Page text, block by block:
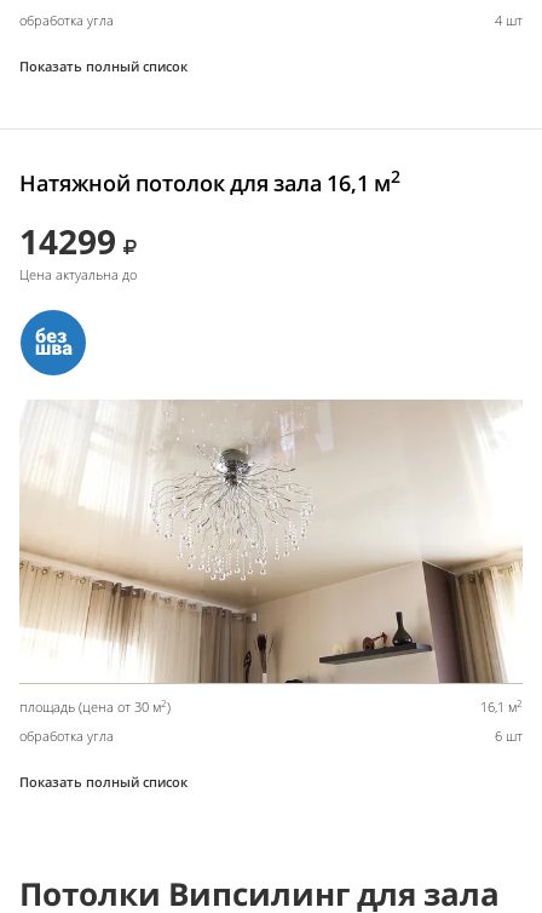
обработка угла 4 шт
Показать полный список
Натяжной потолок для зала 16,1 м2
14299
Цена актуальна до
площадь (цена от 30 м2) 16,1 м2
обработка угла 6 шт
Показать полный список
Потолки Випсилинг для зала